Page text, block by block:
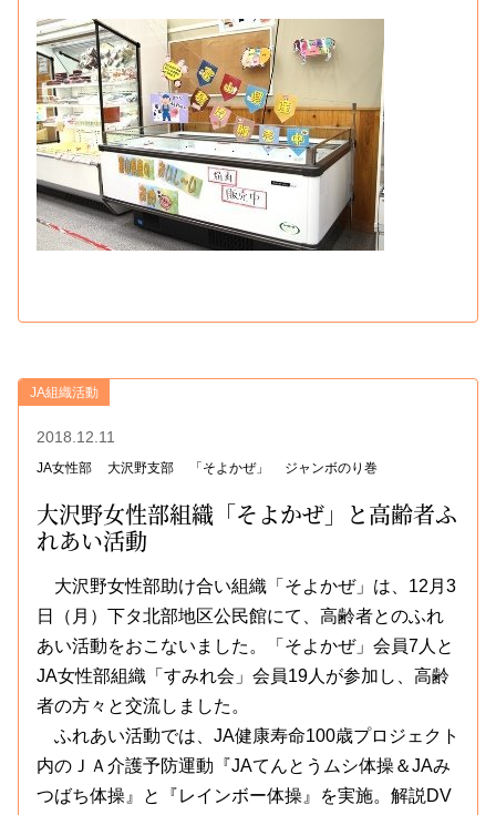
JA組織活動
2018.12.11
JA女性部 大沢野支部 「そよかぜ」 ジャンボのり巻
大沢野女性部組織「そよかぜ」と高齢者ふ
れあい活動
大沢野女性部助け合い組織「そよかぜ」は、12月3
日（月）下タ北部地区公民館にて、高齢者とのふれ
あい活動をおこないました。「そよかぜ」会員7人と
JA女性部組織「すみれ会」会員19人が参加し、高齢
者の方々と交流しました。
ふれあい活動では、JA健康寿命100歳プロジェクト
内のＪＡ介護予防運動『JAてんとうムシ体操＆JAみ
つばち体操』と『レインボー体操』を実施。解説DV